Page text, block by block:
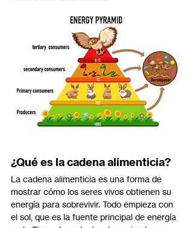
¿Qué es la cadena alimenticia?
La cadena alimenticia es una forma de
mostrar cómo los seres vivos obtienen su
energía para sobrevivir. Todo empieza con
el sol, que es la fuente principal de energía